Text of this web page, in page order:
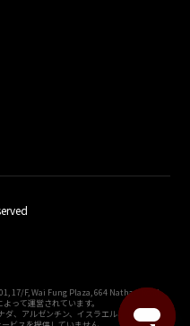
17/F, Wai Fung Plaza, 664 Nathan Road,
って運営されています。
、アルゼンチン、イスラエル、イラン・イ